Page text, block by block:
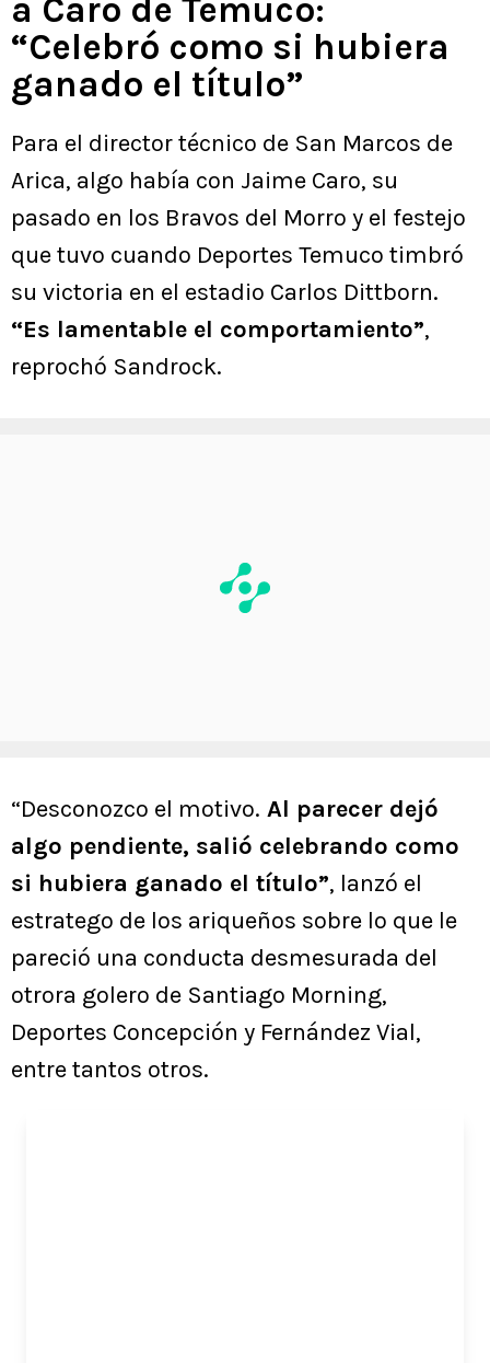
a Caro de Temuco:
“Celebró como si hubiera
ganado el título”
Para el director técnico de San Marcos de
Arica, algo había con Jaime Caro, su
pasado en los Bravos del Morro y el festejo
que tuvo cuando Deportes Temuco timbró
su victoria en el estadio Carlos Dittborn.
“Es lamentable el comportamiento”,
reprochó Sandrock.
“Desconozco el motivo. Al parecer dejó
algo pendiente, salió celebrando como
si hubiera ganado el título”, lanzó el
estratego de los ariqueños sobre lo que le
pareció una conducta desmesurada del
otrora golero de Santiago Morning,
Deportes Concepción y Fernández Vial,
entre tantos otros.